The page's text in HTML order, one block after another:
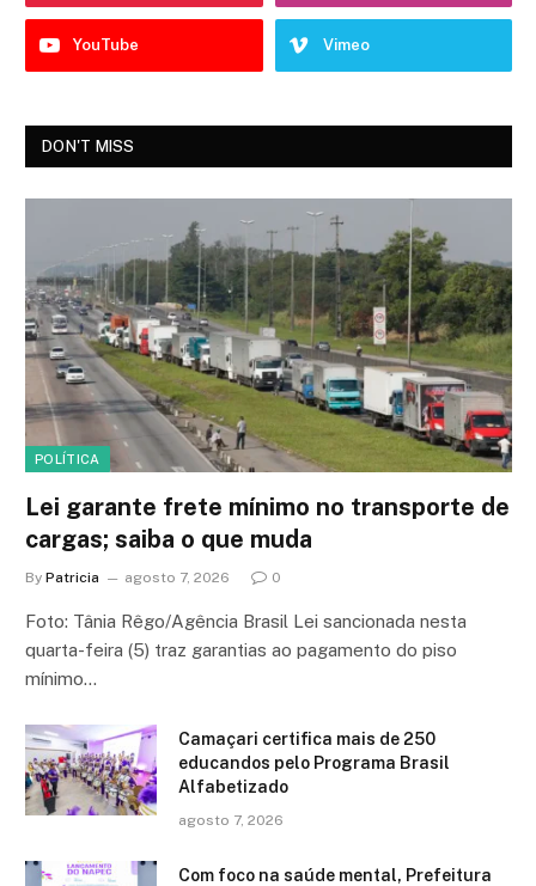
YouTube Vimeo
DON'T MISS
POLÍTICA
Lei garante frete mínimo no transporte de
cargas; saiba o que muda
By Patricia agosto 7, 2026 0
Foto: Tânia Rêgo/Agência Brasil Lei sancionada nesta
quarta-feira (5) traz garantias ao pagamento do piso
mínimo…
Camaçari certifica mais de 250
educandos pelo Programa Brasil
Alfabetizado
agosto 7, 2026
Com foco na saúde mental, Prefeitura